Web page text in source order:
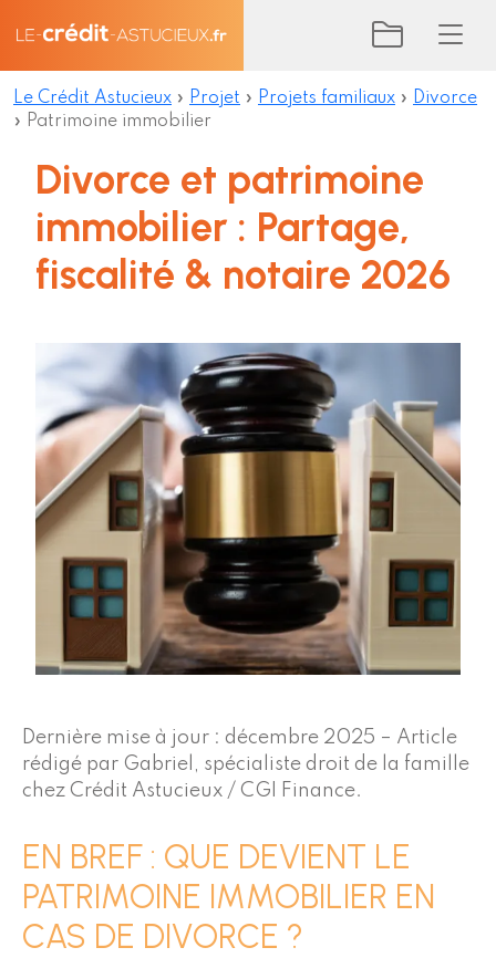
Le Crédit Astucieux » Projet » Projets familiaux » Divorce
» Patrimoine immobilier
Divorce et patrimoine
immobilier : Partage,
fiscalité & notaire 2026
Dernière mise à jour : décembre 2025 – Article
rédigé par Gabriel, spécialiste droit de la famille
chez Crédit Astucieux / CGI Finance.
EN BREF : QUE DEVIENT LE
PATRIMOINE IMMOBILIER EN
CAS DE DIVORCE ?